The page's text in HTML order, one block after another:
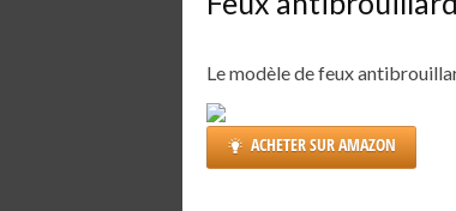
Le modèle de feux
ACHETER SUR AMAZON